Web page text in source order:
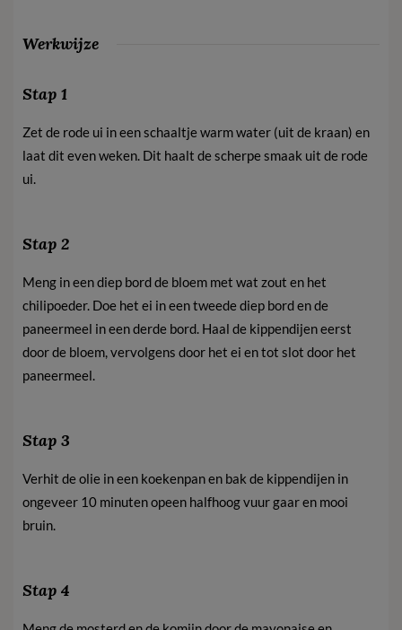
Werkwijze
Stap 1
Zet de rode ui in een schaaltje warm water (uit de kraan) en
laat dit even weken. Dit haalt de scherpe smaak uit de rode
ui.
Stap 2
Meng in een diep bord de bloem met wat zout en het
chilipoeder. Doe het ei in een tweede diep bord en de
paneermeel in een derde bord. Haal de kippendijen eerst
door de bloem, vervolgens door het ei en tot slot door het
paneermeel.
Stap 3
Verhit de olie in een koekenpan en bak de kippendijen in
ongeveer 10 minuten opeen halfhoog vuur gaar en mooi
bruin.
Stap 4